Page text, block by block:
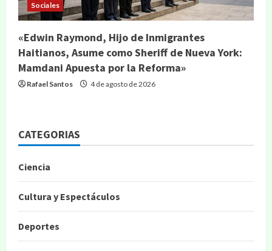
Sociales
«Edwin Raymond, Hijo de Inmigrantes
Haitianos, Asume como Sheriff de Nueva York:
Mamdani Apuesta por la Reforma»
Rafael Santos 4 de agosto de 2026
CATEGORIAS
Ciencia
Cultura y Espectáculos
Deportes